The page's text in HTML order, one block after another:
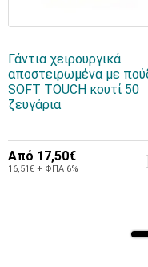
Γάντια χειρουργικά
αποστειρωμένα με
SOFT TOUCH κουτί 50
ζευγάρια
Από 17,50€
16,51€ + ΦΠΑ 6%